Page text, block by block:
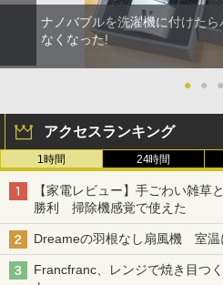
ナノバブルを洗濯機に付けた
なくなった!
● ● ●
アクセスランキング
1時間 24時間
【家電レビュー】手ごわい雑草
勝利 掃除機感覚で使えた
Dreameの羽根なし扇風機 室温
Francfranc、レンジで焼き目つ